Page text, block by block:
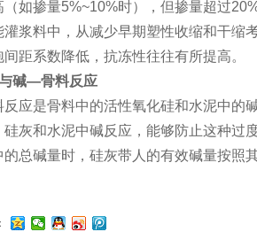
（如掺量5%~10%时），但掺量超过
灌浆料中，从减少早期塑性收缩和干缩
间距系数降低，抗冻性往往有所提高。
碱—骨料反应
应是骨料中的活性氧化硅和水泥中的
硅灰和水泥中碱反应，能够防止这种
总碱量时，硅灰带人的有效碱量按照